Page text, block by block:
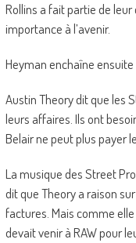
Rollins a fait partie de leur
importance à l’avenir.
Heyman enchaîne
Austin Theory dit que les
leurs affaires. Ils ont
Belair ne peut plus payer
La musique des Street
dit que Theory a raison
factures. Mais comme
devait venir à RAW pour